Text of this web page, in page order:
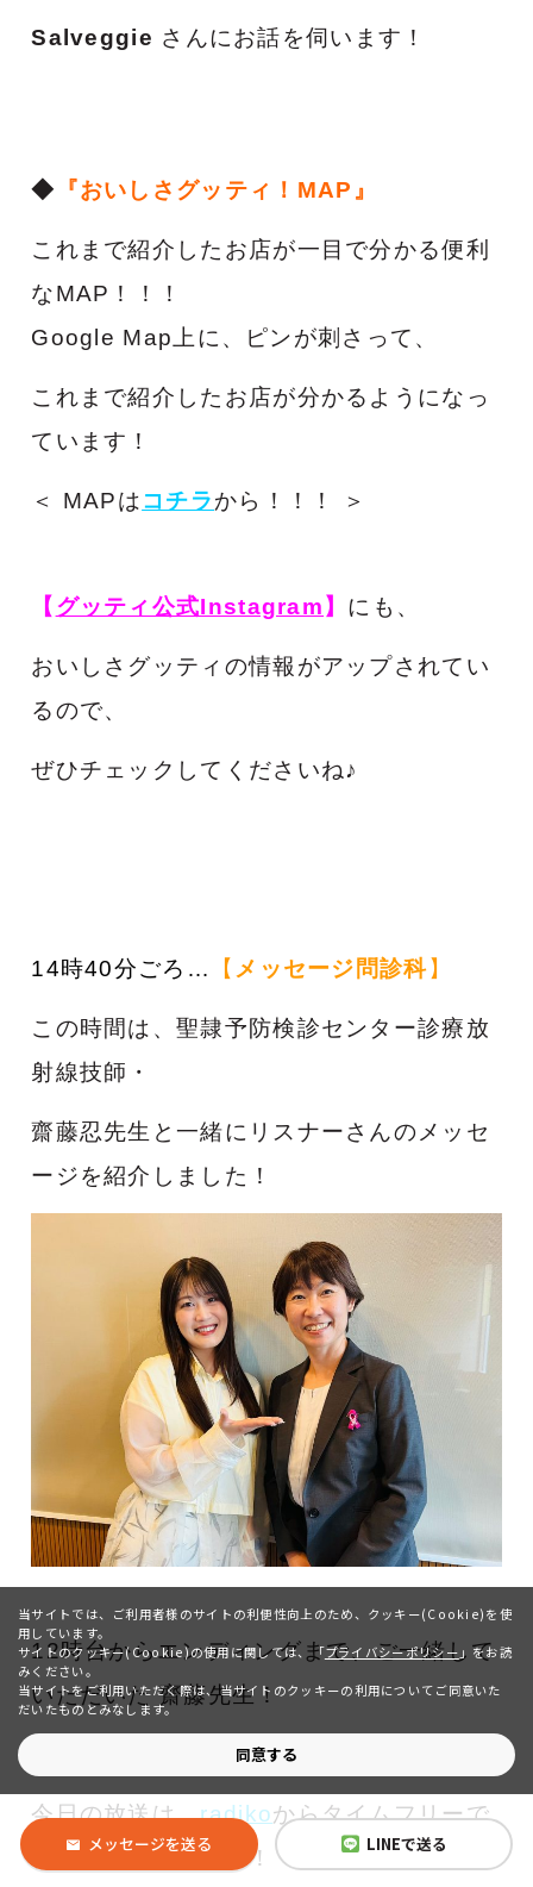
Salveggie さんにお話を伺います！
◆ 『おいしさグッティ！ MAP 』
これまで紹介したお店が一目で分かる便利
なMAP！！！
Google Map上に、ピンが刺さって、
これまで紹介したお店が分かるようになっ
ています！
＜ MAPはコチラから！！！ ＞
【 グッティ公式Instagram 】 にも、
おいしさグッティの情報がアップされてい
るので、
ぜひチェックしてくださいね♪
14時40分ごろ… 【 メッセージ問診科】
この時間は、聖隷予防検診センター診療放
射線技師・
齋藤忍先生と一緒にリスナーさんのメッセ
ージを紹介しました！
12時台からエンディングまで、ご一緒して
いただいた 齋藤先生！
ありがとうございました！
今日の放送は、radikoからタイムフリーで
聴くことができます！
メッセージを送る LINEで送る
当サイトでは、ご利用者様のサイトの利便性向上のため、クッキー(Cookie)を使
用しています。
サイトのクッキー(Cookie)の使用に関しては、「プライバシーポリシー 」をお読
みください。
当サイトをご利用いただく際は、当サイトのクッキーの利用についてご同意いた
だいたものとみなします。
同意する